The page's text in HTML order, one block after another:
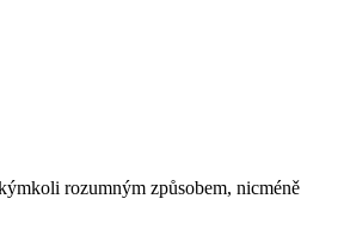
rozumným způsobem, nicméně